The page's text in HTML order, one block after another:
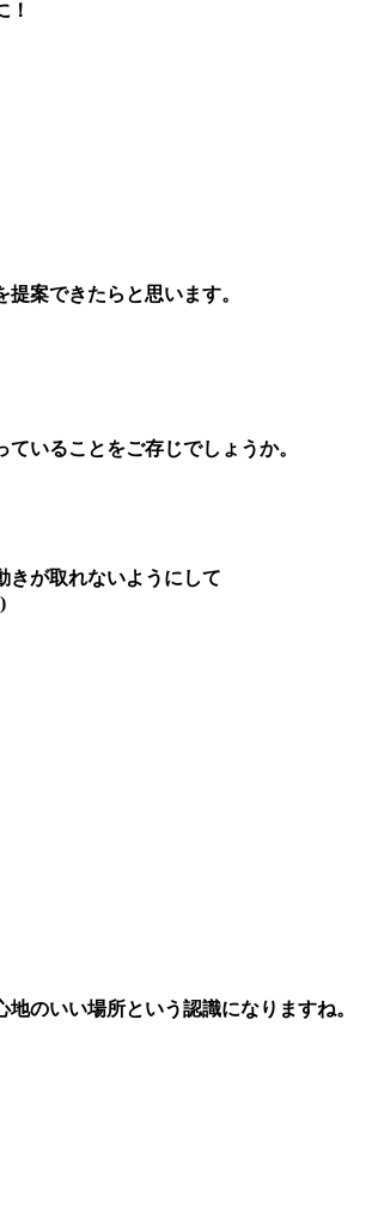
！
案できたらと思います。
いることをご存じでしょうか。
きが取れないようにして
のいい場所という認識になりますね。